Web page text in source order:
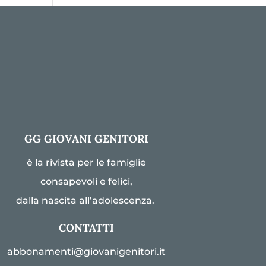
GG GIOVANI GENITORI
è la rivista per le famiglie
consapevoli e felici,
dalla nascita all’adolescenza.
CONTATTI
abbonamenti@giovanigenitori.it